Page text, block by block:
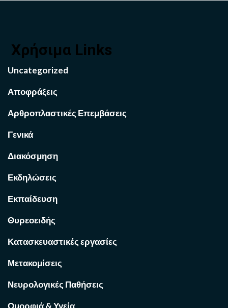
Χρήσιμα Links
Uncategorized
Αποφράξεις
Αρθροπλαστικές Επεμβάσεις
Γενικά
Διακόσμηση
Εκδηλώσεις
Εκπαίδευση
Θυρεοειδής
Κατασκευαστικές εργασίες
Μετακομίσεις
Νευρολογικές Παθήσεις
Ομορφιά & Υγεία